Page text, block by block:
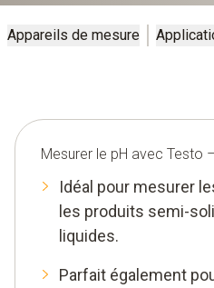
Appareils de mesure
Mesurer le pH avec Testo
Idéal pour mesurer
les produits semi-
liquides.
Parfait également